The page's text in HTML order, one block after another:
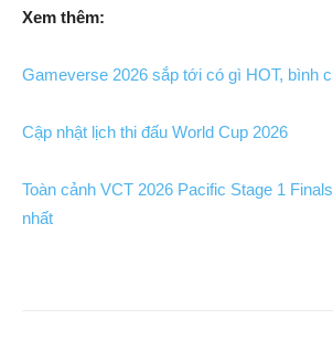
Xem thêm:
Gameverse 2026 sắp tới có gì HOT, bình
Cập nhật lịch thi đấu World Cup 2026
Toàn cảnh VCT 2026 Pacific Stage 1
nhất